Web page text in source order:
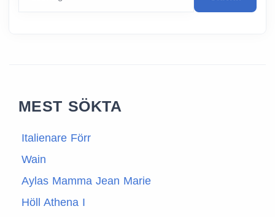
MEST SÖKTA
Italienare Förr
Wain
Aylas Mamma Jean Marie
Höll Athena I